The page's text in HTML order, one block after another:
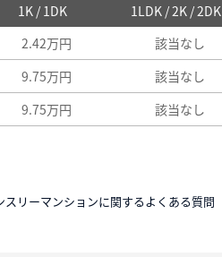
1K / 1DK 1LDK / 2K / 2DK
2.42万円 該当なし
9.75万円 該当なし
9.75万円 該当なし
リーマンションに関するよくある質問